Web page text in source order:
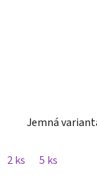
Jemná
2 ks
5 ks